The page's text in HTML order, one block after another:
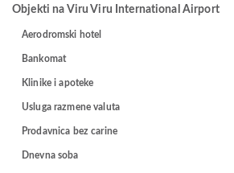
Objekti na Viru Viru International Airport
Aerodromski hotel
Bankomat
Klinike i apoteke
Usluga razmene valuta
Prodavnica bez carine
Dnevna soba